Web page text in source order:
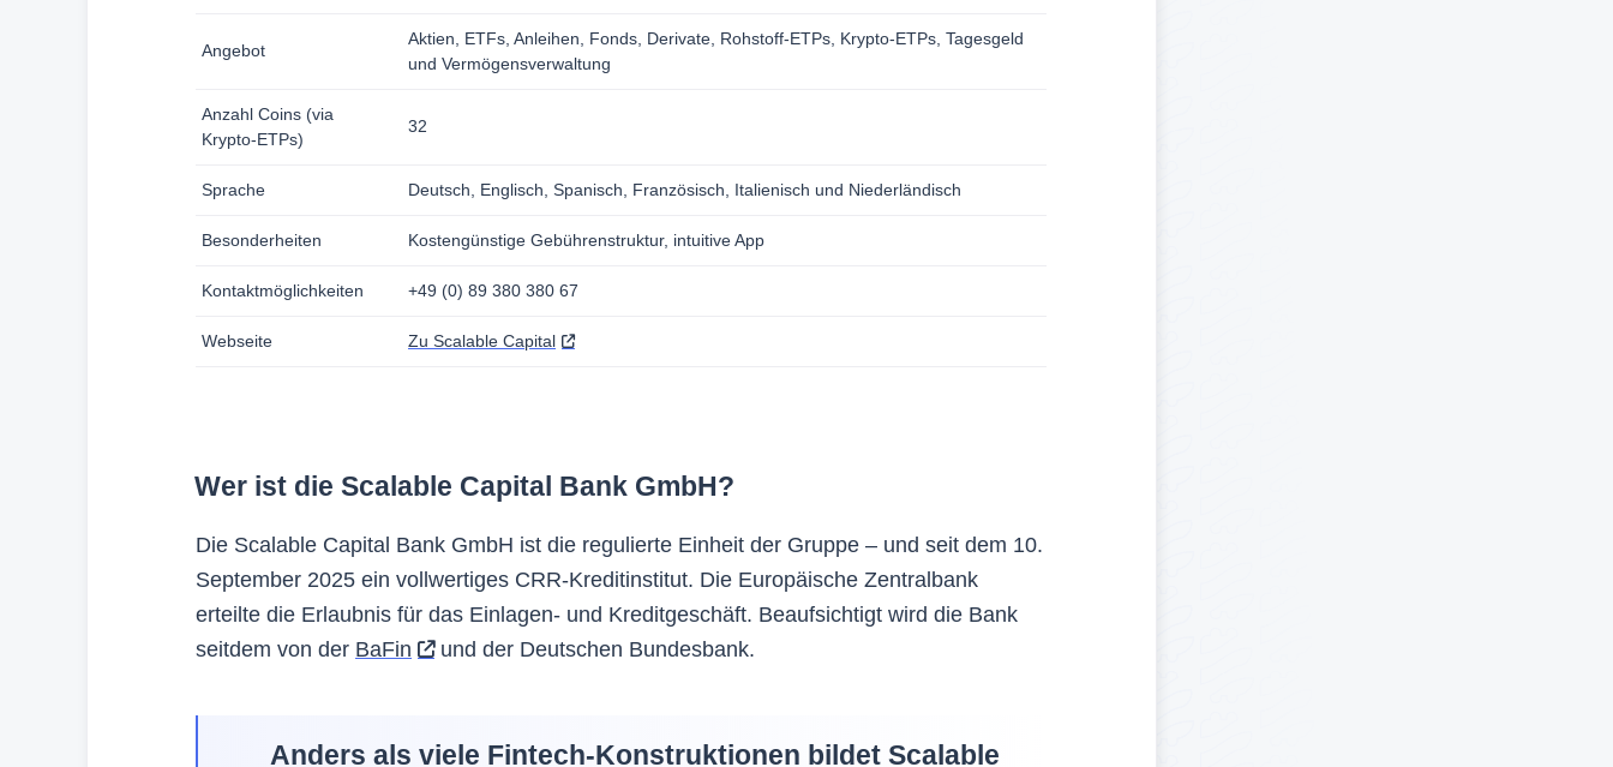
Angebot
Aktien, ETFs, Anleihen, Fonds, Derivate, Rohstoff-ETPs, Krypto-ETPs, Tagesgeld
und Vermögensverwaltung
Anzahl Coins (via
Krypto-ETPs)
32
Sprache Deutsch, Englisch, Spanisch, Französisch, Italienisch und Niederländisch
Besonderheiten Kostengünstige Gebührenstruktur, intuitive App
Kontaktmöglichkeiten +49 (0) 89 380 380 67
Webseite Zu Scalable Capital
Wer ist die Scalable Capital Bank GmbH?
Die Scalable Capital Bank GmbH ist die regulierte Einheit der Gruppe – und seit dem 10.
September 2025 ein vollwertiges CRR-Kreditinstitut. Die Europäische Zentralbank
erteilte die Erlaubnis für das Einlagen- und Kreditgeschäft. Beaufsichtigt wird die Bank
seitdem von der BaFin und der Deutschen Bundesbank.
Anders als viele Fintech-Konstruktionen bildet Scalable